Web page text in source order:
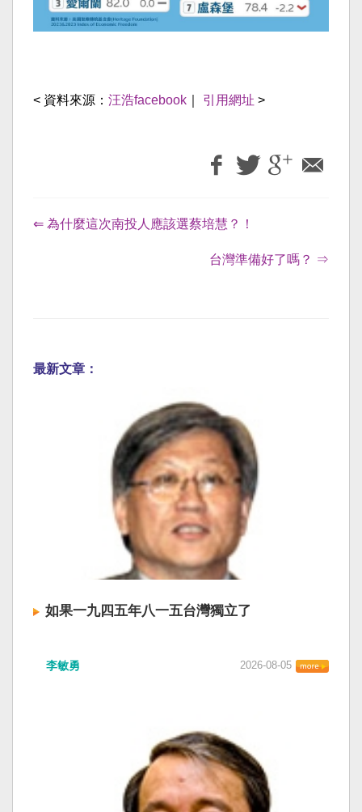
< 資料來源： 汪浩facebook 引用網址 >
⇐ 為什麼這次南投人應該選蔡培慧？！
台灣準備好了嗎？ ⇒
最新文章：
如果一九四五年八一五台灣獨立了
李敏勇 2026-08-05